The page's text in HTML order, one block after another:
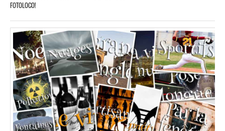
FOTOLOCO!